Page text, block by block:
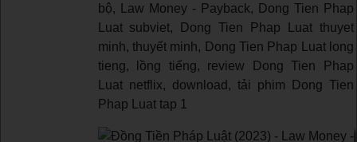
bộ, Law Money - Payback, Dong Tien Phap
Luat subviet, Dong Tien Phap Luat thuyet
minh, thuyết minh, Dong Tien Phap Luat long
tieng, lồng tiếng, review Dong Tien Phap
Luat netflix, download, tải phim Dong Tien
Phap Luat tap 1